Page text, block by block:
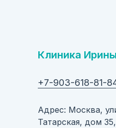
Клиника
Адрес: Москва,
Татарская, дом
+7-903-618-81-